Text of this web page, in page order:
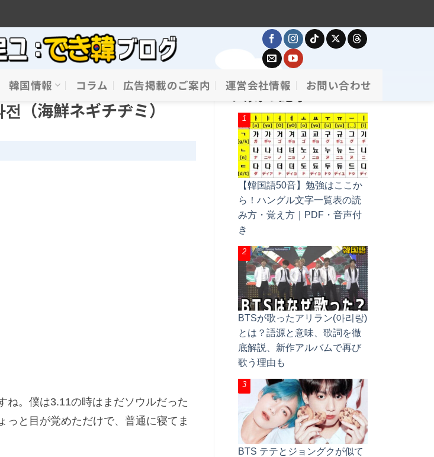
韓国情報 コラム 広告掲載のご案内 運営会社情報 お問い合わせ
（海鮮ネギチヂミ）
ね。僕は3.11の時はまだソウルだった
っと目が覚めただけで、普通に寝てま
人気の記事
【韓国語50音】勉強はここか
ら！ハングル文字一覧表の読
み方・覚え方｜PDF・音声付
き
BTSが歌ったアリラン(아리랑)
とは？語源と意味、歌詞を徹
底解説、新作アルバムで再び
歌う理由も
BTS テテとジョングクが似て